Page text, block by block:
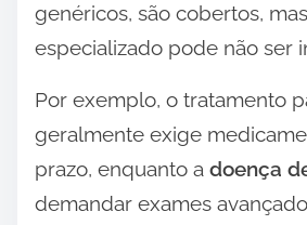
genéricos, são cobertos,
especializado pode não ser
Por exemplo, o tratamento
geralmente exige
prazo, enquanto a doença
demandar exames